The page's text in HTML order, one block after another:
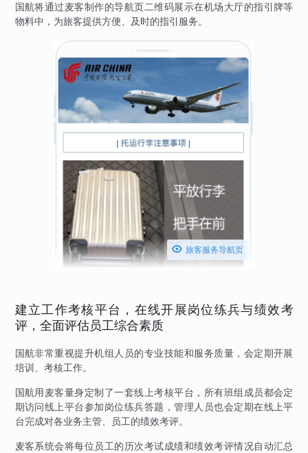
国航将通过麦客制作的导航页二维码展示在机场大厅的指引牌等
物料中，为旅客提供方便、及时的指引服务。
 旅客服务导航页
建立工作考核平台，在线开展岗位练兵与绩效考
评，全面评估员工综合素质
国航非常重视提升机组人员的专业技能和服务质量，会定期开展
培训、考核工作。
国航用麦客量身定制了一套线上考核平台，所有班组成员都会定
期访问线上平台参加岗位练兵答题，管理人员也会定期在线上平
台完成对各业务主管、员工的绩效考评。
麦客系统会将每位员工的历次考试成绩和绩效考评情况自动汇总